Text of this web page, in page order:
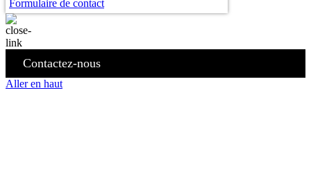
Formulaire de contact
Contactez-nous
Aller en haut